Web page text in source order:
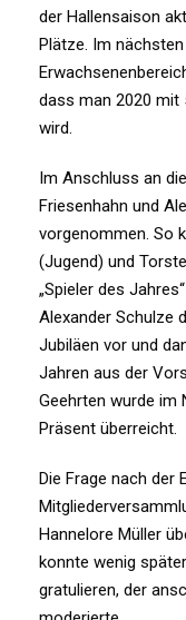
der Hallensaison
Plätze. Im
dass man 2020 mit
wird.
Im Anschluss an
Friesenhahn und
vorgenommen. So
(Jugend) und
„Spieler des
Alexander Schulze
Jubiläen vor und
Jahren aus der
Geehrten wurde im
Präsent überreicht.
Die Frage nach der
Hannelore Müller
konnte wenig
gratulieren, der